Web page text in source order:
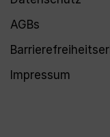
AGBs
Impressum